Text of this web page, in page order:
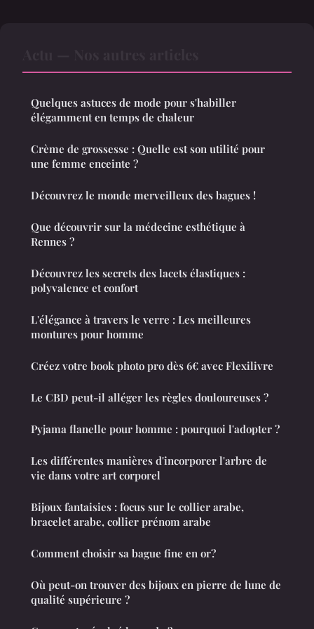
Quelques astuces de mode pour s'habiller
élégamment en temps de chaleur
Crème de grossesse : Quelle est son utilité pour
une femme enceinte ?
Découvrez le monde merveilleux des bagues !
Que découvrir sur la médecine esthétique à
Rennes ?
Découvrez les secrets des lacets élastiques :
polyvalence et confort
L'élégance à travers le verre : Les meilleures
montures pour homme
Créez votre book photo pro dès 6€ avec Flexilivre
Le CBD peut-il alléger les règles douloureuses ?
Pyjama flanelle pour homme : pourquoi l'adopter ?
Les différentes manières d'incorporer l'arbre de
vie dans votre art corporel
Bijoux fantaisies : focus sur le collier arabe,
bracelet arabe, collier prénom arabe
Comment choisir sa bague fine en or?
Où peut-on trouver des bijoux en pierre de lune de
qualité supérieure ?